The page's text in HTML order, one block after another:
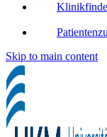
Skip to main content